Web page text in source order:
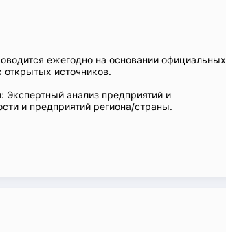
ежегодно на основании официальных
открытых источников.
Экспертный анализ предприятий и
и предприятий региона/страны.